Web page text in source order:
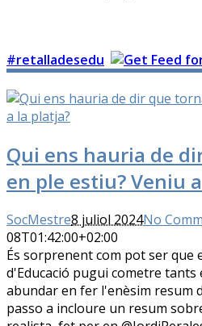
#retalladesedu
Qui ens hauria de
en ple estiu? Veniu
SocMestre8 juliol 2024No
08T01:42:00+02:00
És sorprenent com pot ser que
d'Educació pugui cometre
abundar en fer l'enèsim resum
passo a incloure un resum